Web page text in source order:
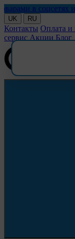
в соцсетях и
UK RU
Контакты Оплата и
сервис Акции Блог